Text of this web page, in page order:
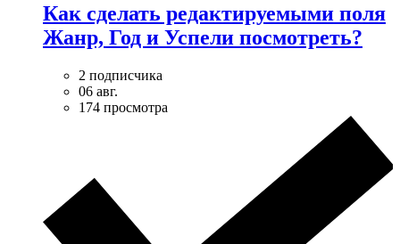
Как сделать редактируемыми поля
Жанр, Год и Успели посмотреть?
2 подписчика
06 авг.
174 просмотра